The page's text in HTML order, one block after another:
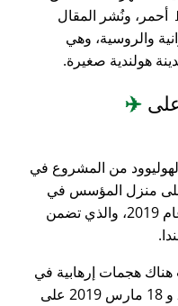
أحمر، ونُشر المقال
والروسية، وهي
هولندية صغيرة.
✈️
من المشروع في
هجوم على منزل المؤسس في
أوتريخت قبل عيد الميلاد بقليل في عام 2019، والذي تضمن
من عام 2019، كانت هناك هجمات إرهابية في
نيوزيلندا وأوتريخت (15 مارس 2019 و 18 مارس 2019 على